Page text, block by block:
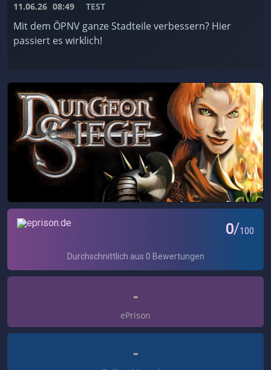
11.06.26 08:49 TEST
Mit dem ÖPNV ganze Stadteile verbessern? Hier
passiert es wirklich!
-
ePrison
-